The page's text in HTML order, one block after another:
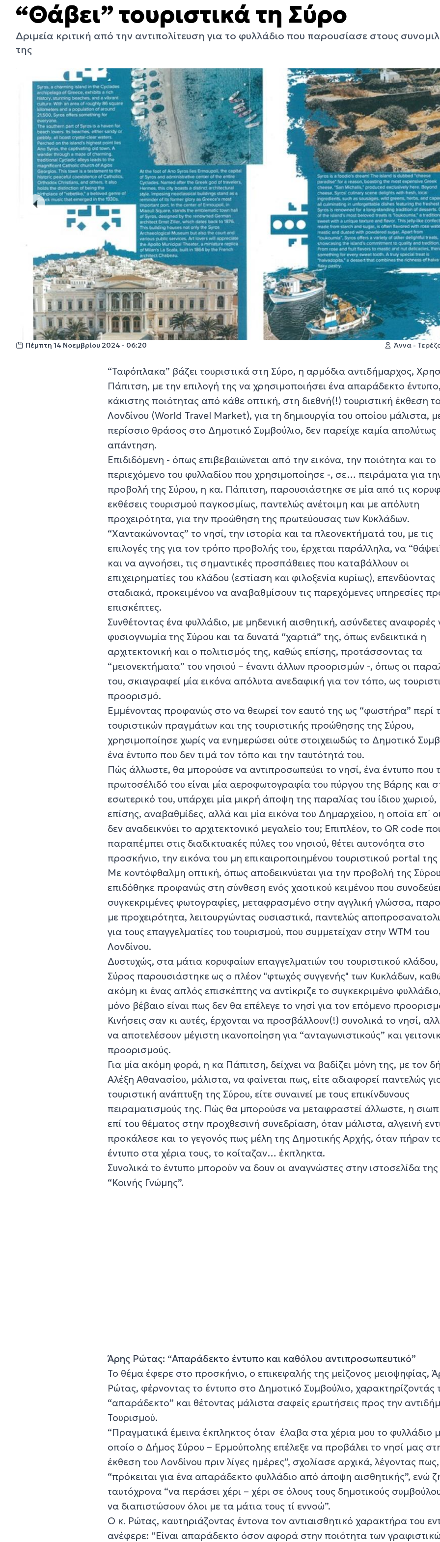
“Θάβει” τουριστικά τη Σύρο
Δριμεία κριτική από την αντιπολίτευση για το φυλλάδιο που παρουσίασε στους
της
Πέμπτη 14 Νοεμβρίου 2024 - 06:20 Άννα -
“Ταφόπλακα” βάζει τουριστικά στη Σύρο, η αρμόδια αντιδήμαρχος,
Πάπιτση, με την επιλογή της να χρησιμοποιήσει ένα απαράδεκτο έντυπο,
κάκιστης ποιότητας από κάθε οπτική, στη διεθνή(!) τουριστική έκθεση
Λονδίνου (World Travel Market), για τη δημιουργία του οποίου μάλιστα,
περίσσιο θράσος στο Δημοτικό Συμβούλιο, δεν παρείχε καμία απολύτως
απάντηση.
Επιδιδόμενη - όπως επιβεβαιώνεται από την εικόνα, την ποιότητα και το
περιεχόμενο του φυλλαδίου που χρησιμοποίησε -, σε… πειράματα για
προβολή της Σύρου, η κα. Πάπιτση, παρουσιάστηκε σε μία από τις
εκθέσεις τουρισμού παγκοσμίως, παντελώς ανέτοιμη και με απόλυτη
προχειρότητα, για την προώθηση της πρωτεύουσας των Κυκλάδων.
“Χαντακώνοντας” το νησί, την ιστορία και τα πλεονεκτήματά του, με τις
επιλογές της για τον τρόπο προβολής του, έρχεται παράλληλα, να
και να αγνοήσει, τις σημαντικές προσπάθειες που καταβάλλουν οι
επιχειρηματίες του κλάδου (εστίαση και φιλοξενία κυρίως), επενδύοντας
σταδιακά, προκειμένου να αναβαθμίσουν τις παρεχόμενες υπηρεσίες
επισκέπτες.
Συνθέτοντας ένα φυλλάδιο, με μηδενική αισθητική, ασύνδετες αναφορές
φυσιογνωμία της Σύρου και τα δυνατά “χαρτιά” της, όπως ενδεικτικά η
αρχιτεκτονική και ο πολιτισμός της, καθώς επίσης, προτάσσοντας τα
“μειονεκτήματα” του νησιού – έναντι άλλων προορισμών -, όπως οι
του, σκιαγραφεί μία εικόνα απόλυτα ανεδαφική για τον τόπο, ως
προορισμό.
Εμμένοντας προφανώς στο να θεωρεί τον εαυτό της ως “φωστήρα” περί
τουριστικών πραγμάτων και της τουριστικής προώθησης της Σύρου,
χρησιμοποίησε χωρίς να ενημερώσει ούτε στοιχειωδώς το Δημοτικό
ένα έντυπο που δεν τιμά τον τόπο και την ταυτότητά του.
Πώς άλλωστε, θα μπορούσε να αντιπροσωπεύει το νησί, ένα έντυπο που
πρωτοσέλιδό του είναι μία αεροφωτογραφία του πύργου της Βάρης και
εσωτερικό του, υπάρχει μία μικρή άποψη της παραλίας του ίδιου
επίσης, αναβαθμίδες, αλλά και μία εικόνα του Δημαρχείου, η οποία επ΄
δεν αναδεικνύει το αρχιτεκτονικό μεγαλείο του; Επιπλέον, το QR code
παραπέμπει στις διαδικτυακές πύλες του νησιού, θέτει αυτονόητα στο
προσκήνιο, την εικόνα του μη επικαιροποιημένου τουριστικού portal
Με κοντόφθαλμη οπτική, όπως αποδεικνύεται για την προβολή της
επιδόθηκε προφανώς στη σύνθεση ενός χαοτικού κειμένου που
συγκεκριμένες φωτογραφίες, μεταφρασμένο στην αγγλική γλώσσα,
με προχειρότητα, λειτουργώντας ουσιαστικά, παντελώς
για τους επαγγελματίες του τουρισμού, που συμμετείχαν στην WTM του
Λονδίνου.
Δυστυχώς, στα μάτια κορυφαίων επαγγελματιών του τουριστικού
Σύρος παρουσιάστηκε ως ο πλέον "φτωχός συγγενής" των Κυκλάδων,
ακόμη κι ένας απλός επισκέπτης να αντίκριζε το συγκεκριμένο
μόνο βέβαιο είναι πως δεν θα επέλεγε το νησί για τον επόμενο
Κινήσεις σαν κι αυτές, έρχονται να προσβάλλουν(!) συνολικά το νησί,
να αποτελέσουν μέγιστη ικανοποίηση για “ανταγωνιστικούς” και
προορισμούς.
Για μία ακόμη φορά, η κα Πάπιτση, δείχνει να βαδίζει μόνη της, με τον
Αλέξη Αθανασίου, μάλιστα, να φαίνεται πως, είτε αδιαφορεί παντελώς
τουριστική ανάπτυξη της Σύρου, είτε συναινεί με τους επικίνδυνους
πειραματισμούς της. Πώς θα μπορούσε να μεταφραστεί άλλωστε, η
επί του θέματος στην προχθεσινή συνεδρίαση, όταν μάλιστα, αλγεινή
προκάλεσε και το γεγονός πως μέλη της Δημοτικής Αρχής, όταν πήραν
έντυπο στα χέρια τους, το κοίταζαν… έκπληκτα.
Συνολικά το έντυπο μπορούν να δουν οι αναγνώστες στην ιστοσελίδα της
“Κοινής Γνώμης”.
Άρης Ρώτας: “Απαράδεκτο έντυπο και καθόλου αντιπροσωπευτικό”
Το θέμα έφερε στο προσκήνιο, ο επικεφαλής της μείζονος μειοψηφίας,
Ρώτας, φέρνοντας το έντυπο στο Δημοτικό Συμβούλιο, χαρακτηρίζοντάς
“απαράδεκτο” και θέτοντας μάλιστα σαφείς ερωτήσεις προς την
Τουρισμού.
“Πραγματικά έμεινα έκπληκτος όταν έλαβα στα χέρια μου το φυλλάδιο
οποίο ο Δήμος Σύρου – Ερμούπολης επέλεξε να προβάλει το νησί μας
έκθεση του Λονδίνου πριν λίγες ημέρες”, σχολίασε αρχικά, λέγοντας πως,
“πρόκειται για ένα απαράδεκτο φυλλάδιο από άποψη αισθητικής”, ενώ
ταυτόχρονα “να περάσει χέρι – χέρι σε όλους τους δημοτικούς
να διαπιστώσουν όλοι με τα μάτια τους τί εννοώ”.
Ο κ. Ρώτας, καυτηριάζοντας έντονα τον αντιαισθητικό χαρακτήρα του
ανέφερε: “Είναι απαράδεκτο όσον αφορά στην ποιότητα των